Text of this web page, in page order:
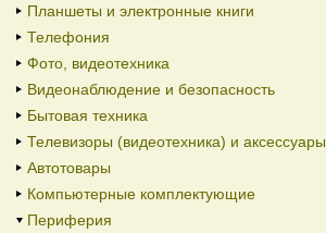
Планшеты и электронные книги
Телефония
Фото, видеотехника
Видеонаблюдение и безопасность
Бытовая техника
Телевизоры (видеотехника) и аксессуары
Автотовары
Компьютерные комплектующие
Периферия